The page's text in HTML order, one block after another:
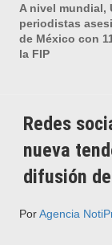
A nivel mundial,
periodistas
de México con
la FIP
Redes
nueva
difusión
PorAgencia